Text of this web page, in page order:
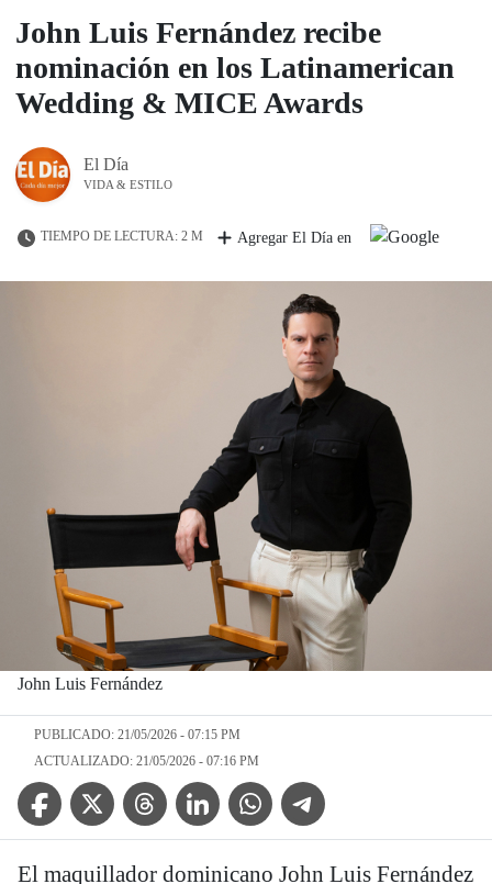
John Luis Fernández recibe
nominación en los Latinamerican
Wedding & MICE Awards
El Día
VIDA & ESTILO
TIEMPO DE LECTURA: 2 M Agregar El Día en
John Luis Fernández
PUBLICADO: 21/05/2026 - 07:15 PM
ACTUALIZADO: 21/05/2026 - 07:16 PM
Facebook IconTwitter IconThreads IconLinkedin IconWhatsApp IconTelegram Icon
El maquillador dominicano John Luis Fernández